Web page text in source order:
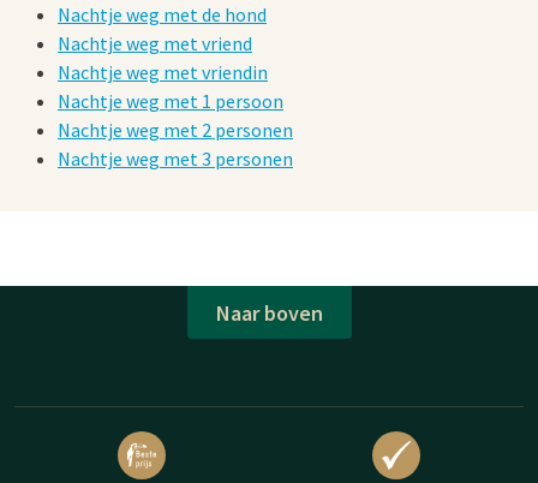
Nachtje weg met de hond
Nachtje weg met vriend
Nachtje weg met vriendin
Nachtje weg met 1 persoon
Nachtje weg met 2 personen
Nachtje weg met 3 personen
Naar boven